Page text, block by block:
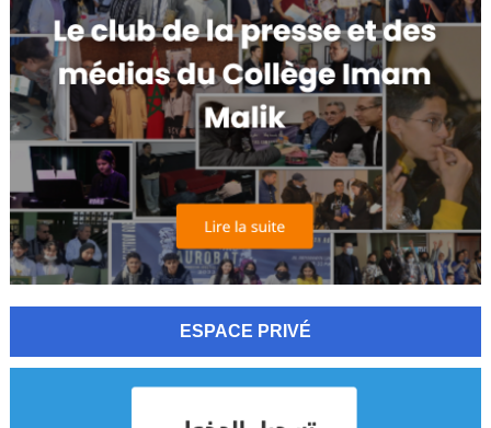
ESPACE PRIVÉ